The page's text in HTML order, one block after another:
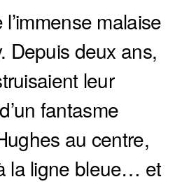
malaise
Depuis deux ans,
leur
fantasme
au centre,
la ligne bleue… et